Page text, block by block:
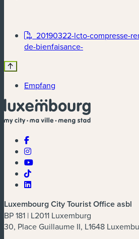
20190322-lcto-compresse-
de-bienfaisance-
Empfang
Luxembourg City Tourist Office asbl
BP 181 | L2011 Luxemburg
30, Place Guillaume II, L1648